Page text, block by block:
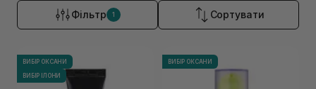
Фільтр 1 Сортувати
ВИБІР ОКСАНИ
ВИБІР ІЛОНИ
ВИБІР ОКСАНИ